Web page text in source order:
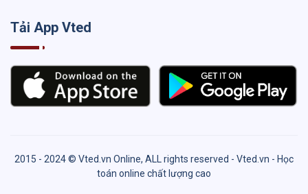
Tải App Vted
2015 - 2024 © Vted.vn Online, ALL rights reserved - Vted.vn - Học
toán online chất lượng cao